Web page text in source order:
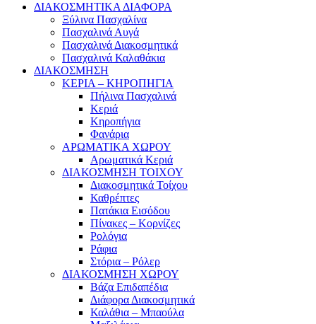
ΔΙΑΚΟΣΜΗΤΙΚΑ ΔΙΑΦΟΡΑ
Ξύλινα Πασχαλίνα
Πασχαλινά Αυγά
Πασχαλινά Διακοσμητικά
Πασχαλινά Καλαθάκια
ΔΙΑΚΟΣΜΗΣΗ
ΚΕΡΙΑ – ΚΗΡΟΠΗΓΙΑ
Πήλινα Πασχαλινά
Κεριά
Κηροπήγια
Φανάρια
ΑΡΩΜΑΤΙΚΑ ΧΩΡΟΥ
Αρωματικά Κεριά
ΔΙΑΚΟΣΜΗΣΗ ΤΟΙΧΟΥ
Διακοσμητικά Τοίχου
Καθρέπτες
Πατάκια Εισόδου
Πίνακες – Κορνίζες
Ρολόγια
Ράφια
Στόρια – Ρόλερ
ΔΙΑΚΟΣΜΗΣΗ ΧΩΡΟΥ
Βάζα Επιδαπέδια
Διάφορα Διακοσμητικά
Καλάθια – Μπαούλα